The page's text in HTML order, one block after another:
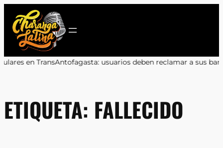
contenido
a sus bancos•Marcos Celedón: «Antofagasta merece
ETIQUETA: FALLECIDO